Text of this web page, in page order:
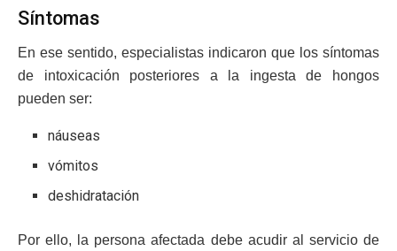
Síntomas
En ese sentido, especialistas indicaron que los síntomas
de intoxicación posteriores a la ingesta de hongos
pueden ser:
náuseas
vómitos
deshidratación
Por ello, la persona afectada debe acudir al servicio de